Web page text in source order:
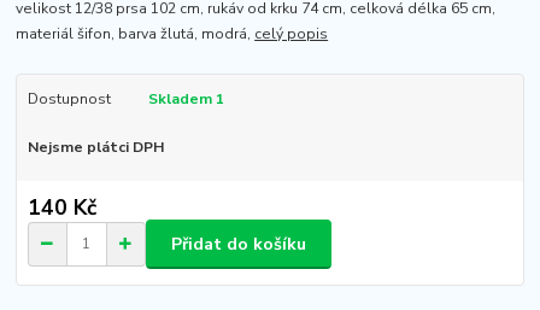
velikost 12/38 prsa 102 cm, rukáv od krku 74 cm, celková délka 65 cm,
materiál šifon, barva žlutá, modrá, celý popis
Dostupnost Skladem 1
Nejsme plátci DPH
140 Kč
Přidat do košíku